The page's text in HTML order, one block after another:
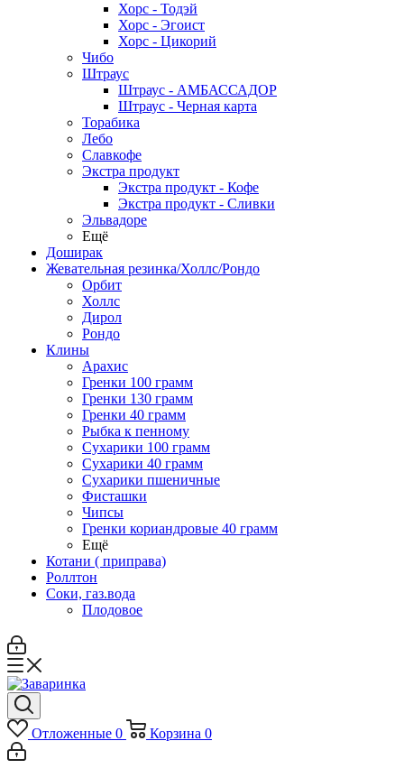
Хорс - Тодэй
Хорс - Эгоист
Хорс - Цикорий
Чибо
Штраус
Штраус - АМБАССАДОР
Штраус - Черная карта
Торабика
Лебо
Славкофе
Экстра продукт
Экстра продукт - Кофе
Экстра продукт - Сливки
Эльвадоре
Ещё
Доширак
Жевательная резинка/Холлс/Рондо
Орбит
Холлс
Дирол
Рондо
Клины
Арахис
Гренки 100 грамм
Гренки 130 грамм
Гренки 40 грамм
Рыбка к пенному
Сухарики 100 грамм
Сухарики 40 грамм
Сухарики пшеничные
Фисташки
Чипсы
Гренки кориандровые 40 грамм
Ещё
Котани ( приправа)
Роллтон
Соки, газ.вода
Плодовое
Отложенные 0 Корзина 0